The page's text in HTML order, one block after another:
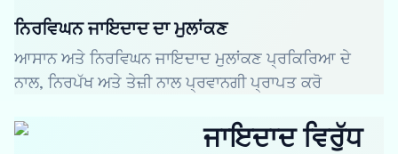
ਨਿਰਵਿਘਨ ਜਾਇਦਾਦ ਦਾ ਮੁਲਾਂਕਣ
ਆਸਾਨ ਅਤੇ ਨਿਰਵਿਘਨ ਜਾਇਦਾਦ ਮੁਲਾਂਕਣ ਪ੍ਰਕਿਰਿਆ ਦੇ
ਨਾਲ, ਨਿਰਪੱਖ ਅਤੇ ਤੇਜ਼ੀ ਨਾਲ ਪ੍ਰਵਾਨਗੀ ਪ੍ਰਾਪਤ ਕਰੋ
ਜਾਇਦਾਦ ਵਿਰੁੱਧ